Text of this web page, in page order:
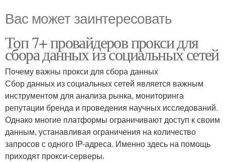
Вас может заинтересовать
Топ 7+ провайдеров прокси для
сбора данных из социальных сетей
Почему важны прокси для сбора данных
Сбор данных из социальных сетей является важным
инструментом для анализа рынка, мониторинга
репутации бренда и проведения научных исследований.
Однако многие платформы ограничивают доступ к своим
данным, устанавливая ограничения на количество
запросов с одного IP-адреса. Именно здесь на помощь
приходят прокси-серверы.